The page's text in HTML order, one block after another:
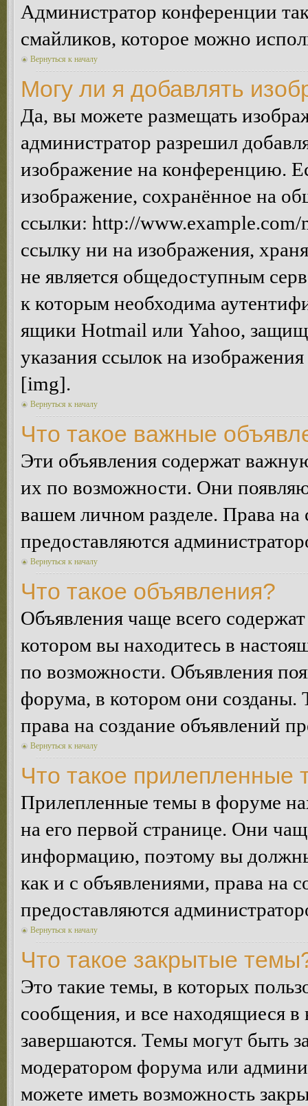
Администратор конференции
смайликов, которое можно
Вернуться к началу
Могу ли я добавлять
Да, вы можете размещать
администратор разрешил
изображение на конференцию.
изображение, сохранённое на
ссылки: http://
ссылку ни на изображения,
не является общедоступным
к которым необходима
ящики Hotmail или Yahoo,
указания ссылок на
[img].
Вернуться к началу
Что такое важные
Эти объявления содержат
их по возможности. Они
вашем личном разделе. Права
предоставляются
Вернуться к началу
Что такое объявления?
Объявления чаще всего
котором вы находитесь в
по возможности. Объявления
форума, в котором они
права на создание объявлений
Вернуться к началу
Что такое прилепленные
Прилепленные темы в форуме
на его первой странице. Они
информацию, поэтому вы
как и с объявлениями, права на
предоставляются
Вернуться к началу
Что такое закрытые
Это такие темы, в которых
сообщения, и все находящиеся
завершаются. Темы могут быть
модератором форума или
можете иметь возможность